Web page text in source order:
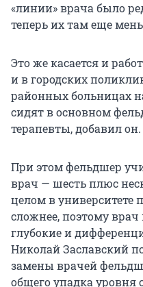
«линии» врача было
теперь их там еще
Это же касается и
и в городских
районных больницах
сидят в основном
терапевты, добавил он.
При этом фельдшер
врач — шесть плюс
целом в университете
сложнее, поэтому врач
глубокие и
Николай Заславский
замены врачей
общего упадка уровня